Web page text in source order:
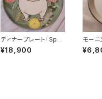
ディナープレート「Spri
ng in My Step !」 フ
レンチブルドッグ
¥18,900
モー
レンチ
入り）